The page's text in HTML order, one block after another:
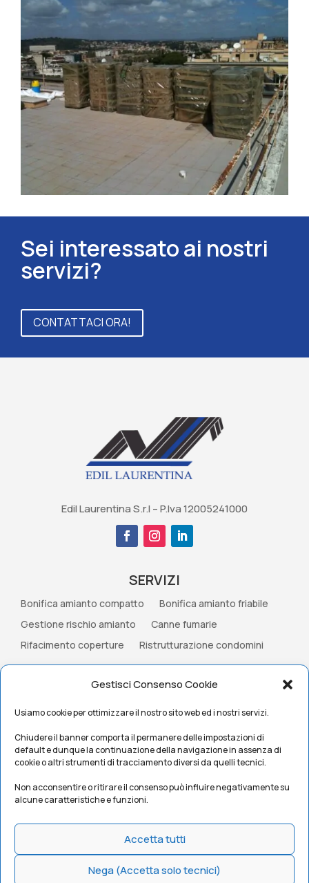
Gestisci Consenso Cookie
Usiamo cookie per ottimizzare il nostro sito web ed i nostri servizi.
Chiudere il banner comporta il permanere delle impostazioni di
default e dunque la continuazione della navigazione in assenza di
cookie o altri strumenti di tracciamento diversi da quelli tecnici.
Non acconsentire o ritirare il consenso può influire negativamente su
alcune caratteristiche e funzioni.
Accetta tutti
Nega (Accetta solo tecnici)
Sei interessato ai nostri
servizi?
CONTATTACI ORA!
Edil Laurentina S.r.l – P.Iva 12005241000
SERVIZI
Bonifica amianto compatto
Bonifica amianto friabile
Gestione rischio amianto
Canne fumarie
Rifacimento coperture
Ristrutturazione condomini
CONTATTI
Via Bellosguardo 10 – 00134 Roma (RM)
Cell335 596 2715
E-mailinfo@ediliziaesmaltimento.it
Privacy Policy Cookie Policy